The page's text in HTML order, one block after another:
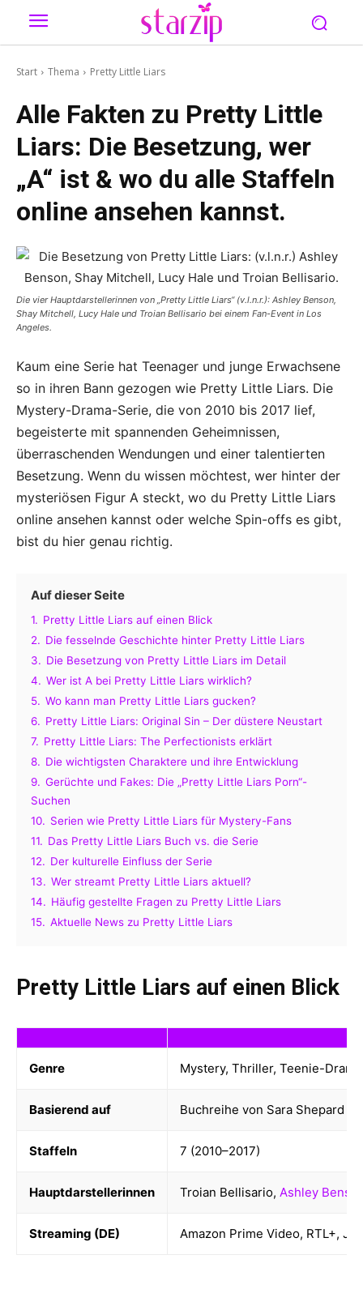
Start Thema Pretty Little Liars
Alle Fakten zu Pretty Little
Liars: Die Besetzung, wer
„A“ ist & wo du alle Staffeln
online ansehen kannst.
Die vier Hauptdarstellerinnen von „Pretty Little Liars“ (v.l.n.r.): Ashley Benson,
Shay Mitchell, Lucy Hale und Troian Bellisario bei einem Fan-Event in Los
Angeles.
Kaum eine Serie hat Teenager und junge Erwachsene
so in ihren Bann gezogen wie Pretty Little Liars. Die
Mystery-Drama-Serie, die von 2010 bis 2017 lief,
begeisterte mit spannenden Geheimnissen,
überraschenden Wendungen und einer talentierten
Besetzung. Wenn du wissen möchtest, wer hinter der
mysteriösen Figur A steckt, wo du Pretty Little Liars
online ansehen kannst oder welche Spin-offs es gibt,
bist du hier genau richtig.
Auf dieser Seite
1. Pretty Little Liars auf einen Blick
2. Die fesselnde Geschichte hinter Pretty Little Liars
3. Die Besetzung von Pretty Little Liars im Detail
4. Wer ist A bei Pretty Little Liars wirklich?
5. Wo kann man Pretty Little Liars gucken?
6. Pretty Little Liars: Original Sin – Der düstere Neustart
7. Pretty Little Liars: The Perfectionists erklärt
8. Die wichtigsten Charaktere und ihre Entwicklung
9. Gerüchte und Fakes: Die „Pretty Little Liars Porn“-
Suchen
10. Serien wie Pretty Little Liars für Mystery-Fans
11. Das Pretty Little Liars Buch vs. die Serie
12. Der kulturelle Einfluss der Serie
13. Wer streamt Pretty Little Liars aktuell?
14. Häufig gestellte Fragen zu Pretty Little Liars
15. Aktuelle News zu Pretty Little Liars
Pretty Little Liars auf einen Blick
Genre Mystery, Thriller, Teenie-Drama
Basierend auf Buchreihe von Sara Shepard
Staffeln 7 (2010–2017)
Hauptdarstellerinnen Troian Bellisario, Ashley
Streaming (DE) Amazon Prime Video, RTL+,